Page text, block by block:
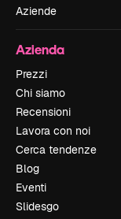
Aziende
Azienda
Prezzi
Chi siamo
Recensioni
Lavora con noi
Cerca tendenze
Blog
Eventi
Slidesgo